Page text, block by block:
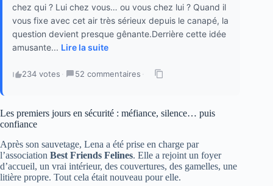
chez qui ? Lui chez vous… ou vous chez lui ? Quand il
vous fixe avec cet air très sérieux depuis le canapé, la
question devient presque gênante.Derrière cette idée
amusante... Lire la suite
234 votes · 52 commentaires ·
Les premiers jours en sécurité : méfiance, silence… puis
confiance
Après son sauvetage, Lena a été prise en charge par
l’association Best Friends Felines. Elle a rejoint un foyer
d’accueil, un vrai intérieur, des couvertures, des gamelles, une
litière propre. Tout cela était nouveau pour elle.